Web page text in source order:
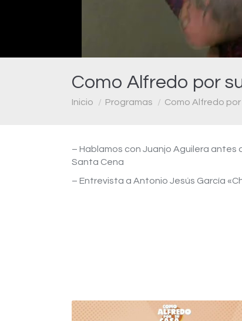
Como Alfredo por
Estás aquí:
Inicio Programas Como Alfredo
– Hablamos con Juanjo Aguilera antes
Santa Cena
– Entrevista a Antonio Jesús García